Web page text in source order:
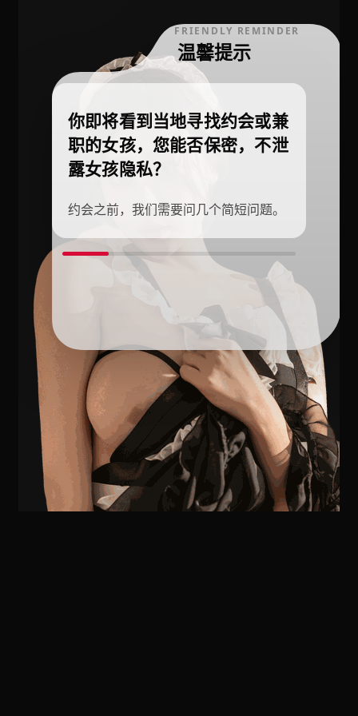
FRIENDLY REMINDER
温馨提示
你即将看到当地寻找约会或兼
职的女孩，您能否保密，不泄
露女孩隐私？
约会之前，我们需要问几个简短问题。